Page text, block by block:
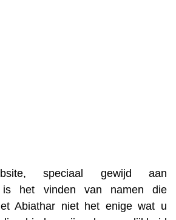
speciaal gewijd aan
is het vinden van namen die
Abiathar niet het enige wat u